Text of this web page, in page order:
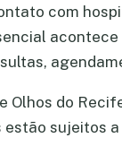
com
acontece
Olhos do
estão sujeitos